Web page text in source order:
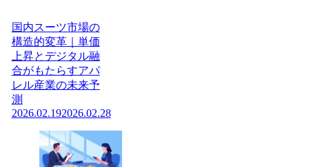
国内スーツ市場の
構造的変革｜単価
上昇とデジタル融
合がもたらすアパ
レル産業の未来予
測
2026.02.192026.02.28